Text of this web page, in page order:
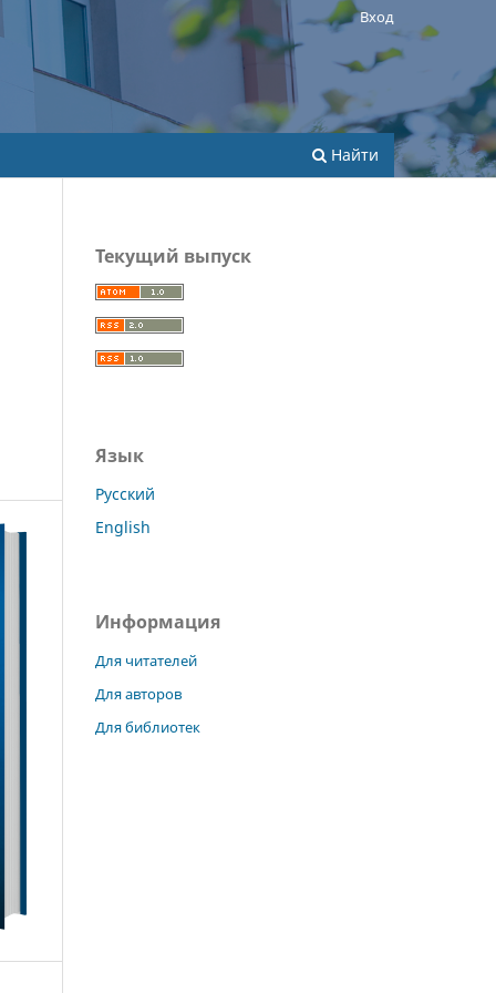
Найти
Вход
Текущий выпуск
Язык
Русский
English
Информация
Для читателей
Для авторов
Для библиотек